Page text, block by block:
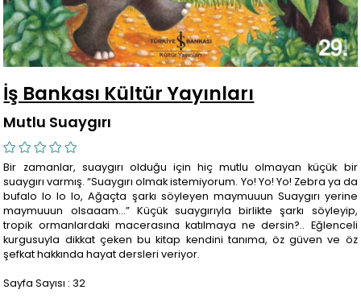
İş Bankası Kültür Yayınları
Mutlu Suaygırı
Bir zamanlar, suaygırı olduğu için hiç mutlu olmayan küçük bir
suaygırı varmış. “Suaygırı olmak istemiyorum. Yo! Yo! Yo! Zebra ya da
bufalo lo lo lo, Ağaçta şarkı söyleyen maymuuun Suaygırı yerine
maymuuun olsaaam…” Küçük suaygırıyla birlikte şarkı söyleyip,
tropik ormanlardaki macerasına katılmaya ne dersin?.. Eğlenceli
kurgusuyla dikkat çeken bu kitap kendini tanıma, öz güven ve öz
şefkat hakkında hayat dersleri veriyor.
Sayfa Sayısı : 32